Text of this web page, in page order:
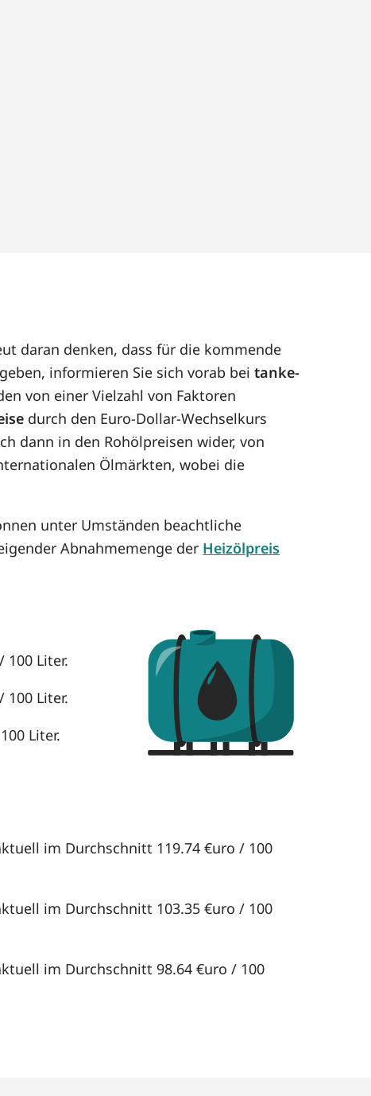
daran denken, dass für die kommende
informieren Sie sich vorab beitanke-
von einer Vielzahl von Faktoren
durch den Euro-Dollar-Wechselkurs
dann in den Rohölpreisen wider, von
Ölmärkten, wobei die
unter Umständen beachtliche
Abnahmemenge der Heizölpreis
Liter.
Liter.
Liter.
im Durchschnitt 119.74 €uro / 100
im Durchschnitt 103.35 €uro / 100
im Durchschnitt 98.64 €uro / 100